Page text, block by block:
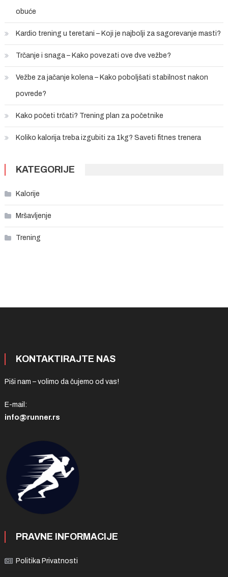
obuće
Kardio trening u teretani – Koji je najbolji za sagorevanje masti?
Trčanje i snaga – Kako povezati ove dve vežbe?
Vežbe za jačanje kolena – Kako poboljšati stabilnost nakon
povrede?
Kako početi trčati? Trening plan za početnike
Koliko kalorija treba izgubiti za 1kg? Saveti fitnes trenera
KATEGORIJE
Kalorije
Mršavljenje
Trening
KONTAKTIRAJTE NAS
Piši nam – volimo da čujemo od vas!
E-mail:
info@runner.rs
PRAVNE INFORMACIJE
Politika Privatnosti